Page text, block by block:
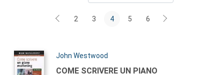
2 3 4 5 6
Autori:
John Westwood
Titolo:
COME SCRIVERE UN PIANO